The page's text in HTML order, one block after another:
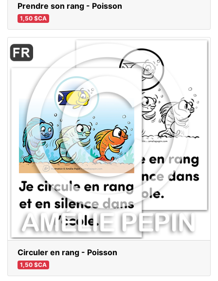
Prendre son rang - Poisson
1,50 $CA
Circuler en rang - Poisson
1,50 $CA